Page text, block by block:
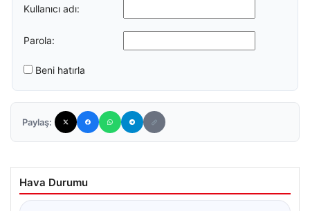
Kullanıcı adı:
Parola:
Beni hatırla
Paylaş:
Hava Durumu